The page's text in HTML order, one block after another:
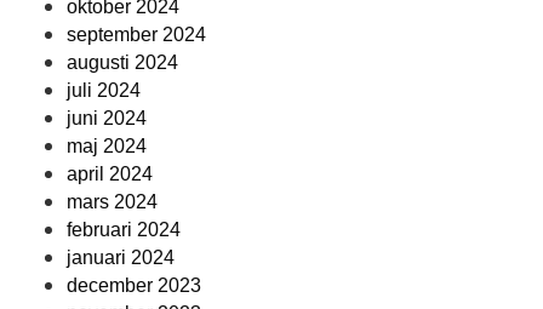
oktober 2024
september 2024
augusti 2024
juli 2024
juni 2024
maj 2024
april 2024
mars 2024
februari 2024
januari 2024
december 2023